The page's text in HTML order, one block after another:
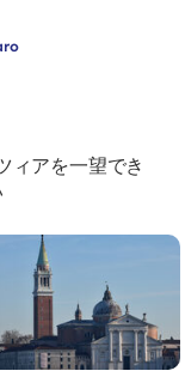
ィアを一望でき